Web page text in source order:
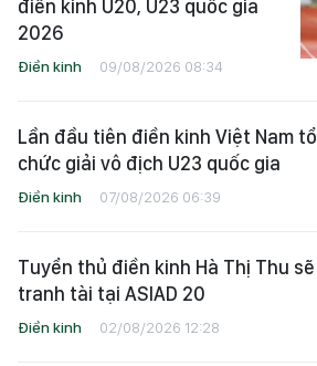
điền kinh U20, U23 quốc gia
2026
Điền kinh 09/08/2026 08:34
Lần đầu tiên điền kinh Việt Nam tổ
chức giải vô địch U23 quốc gia
Điền kinh 07/08/2026 06:39
Tuyển thủ điền kinh Hà Thị Thu sẽ
tranh tài tại ASIAD 20
Điền kinh 02/08/2026 12:28